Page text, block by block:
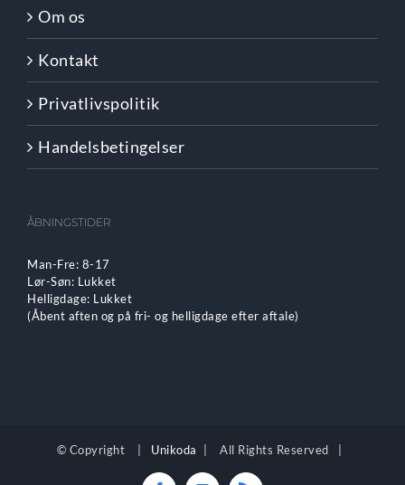
Om os
Kontakt
Privatlivspolitik
Handelsbetingelser
ÅBNINGSTIDER
Man-Fre: 8-17
Lør-Søn: Lukket
Helligdage: Lukket
(Åbent aften og på fri- og helligdage efter aftale)
© Copyright | Unikoda | All Rights Reserved |